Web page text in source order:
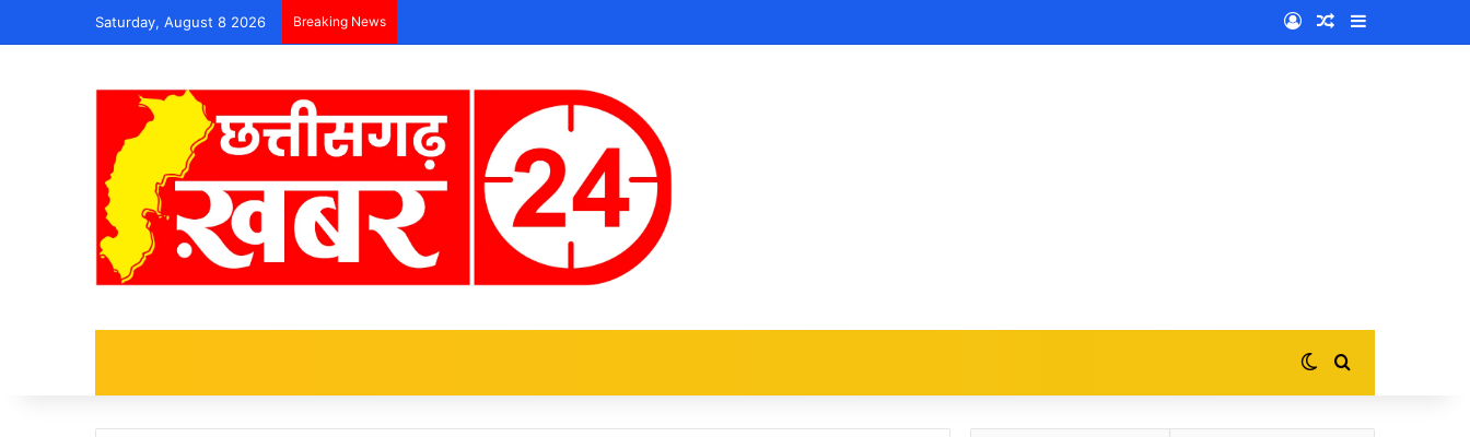
Saturday, August 8 2026 Breaking News Log InRandom Article
Switch skin